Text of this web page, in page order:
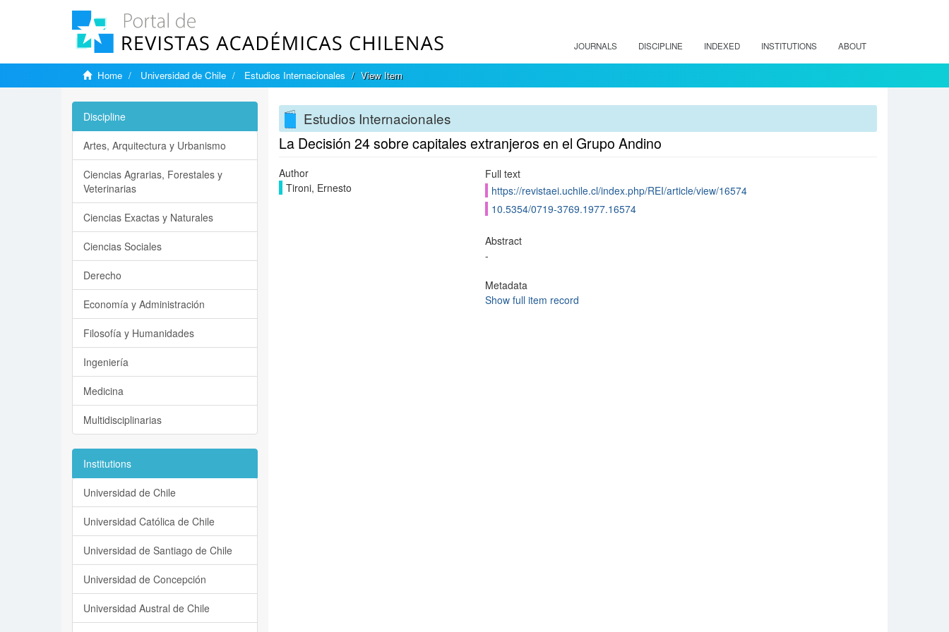
JOURNALS DISCIPLINE INDEXED INSTITUTIONS ABOUT
Home Universidad de Chile Estudios Internacionales View Item
Estudios Internacionales
La Decisión 24 sobre capitales extranjeros en el Grupo Andino
Author
Tironi, Ernesto
Full text
https://revistaei.uchile.cl/index.php/REI/article/view/16574
10.5354/0719-3769.1977.16574
Abstract
-
Metadata
Show full item record
Discipline
Artes, Arquitectura y Urbanismo
Ciencias Agrarias, Forestales y
Veterinarias
Ciencias Exactas y Naturales
Ciencias Sociales
Derecho
Economía y Administración
Filosofía y Humanidades
Ingeniería
Medicina
Multidisciplinarias
Institutions
Universidad de Chile
Universidad Católica de Chile
Universidad de Santiago de Chile
Universidad de Concepción
Universidad Austral de Chile